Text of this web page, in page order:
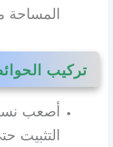
المساحة
تركيب
أصعب
التثبيت